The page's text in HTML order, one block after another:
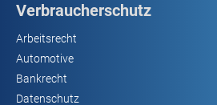
Verbraucherschutz
Arbeitsrecht
Automotive
Bankrecht
Datenschutz